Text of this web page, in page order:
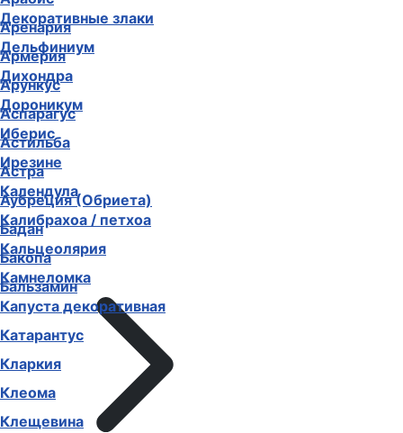
Аренария
Армерия
Арункус
Аспарагус
Астильба
Астра
Аубреция (Обриета)
Бадан
Бакопа
Бальзамин
Декоративные злаки
Дельфиниум
Дихондра
Дороникум
Иберис
Ирезине
Календула
Калибрахоа / петхоа
Кальцеолярия
Камнеломка
Капуста декоративная
Катарантус
Кларкия
Клеома
Клещевина